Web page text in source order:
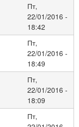
Пт,
22/01/2016 -
18:42
Пт,
22/01/2016 -
18:49
Пт,
22/01/2016 -
18:09
Пт,